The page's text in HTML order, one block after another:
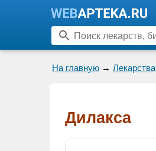
На главную → Лекарства
Дилакса